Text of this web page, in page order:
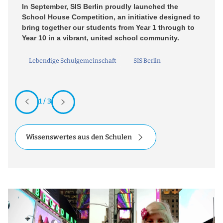
In September, SIS Berlin proudly launched the
School House Competition, an initiative designed to
bring together our students from Year 1 through to
Year 10 in a vibrant, united school community.
Lebendige Schulgemeinschaft SIS Berlin
1 / 3
Wissenswertes aus den Schulen